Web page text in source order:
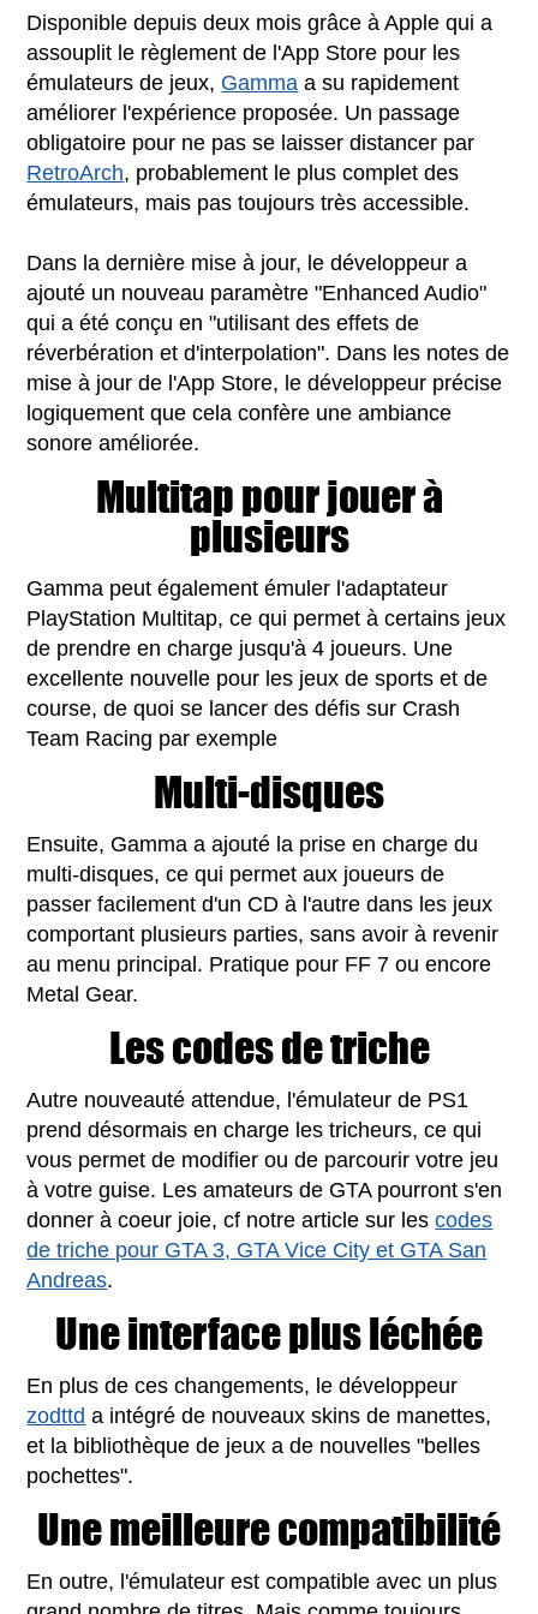
Disponible depuis deux mois grâce à Apple qui a
assouplit le règlement de l'App Store pour les
émulateurs de jeux, Gamma a su rapidement
améliorer l'expérience proposée. Un passage
obligatoire pour ne pas se laisser distancer par
RetroArch, probablement le plus complet des
émulateurs, mais pas toujours très accessible.
Dans la dernière mise à jour, le développeur a
ajouté un nouveau paramètre "Enhanced Audio"
qui a été conçu en "utilisant des effets de
réverbération et d'interpolation". Dans les notes de
mise à jour de l'App Store, le développeur précise
logiquement que cela confère une ambiance
sonore améliorée.
Multitap pour jouer à
plusieurs
Gamma peut également émuler l'adaptateur
PlayStation Multitap, ce qui permet à certains jeux
de prendre en charge jusqu'à 4 joueurs. Une
excellente nouvelle pour les jeux de sports et de
course, de quoi se lancer des défis sur Crash
Team Racing par exemple
Multi-disques
Ensuite, Gamma a ajouté la prise en charge du
multi-disques, ce qui permet aux joueurs de
passer facilement d'un CD à l'autre dans les jeux
comportant plusieurs parties, sans avoir à revenir
au menu principal. Pratique pour FF 7 ou encore
Metal Gear.
Les codes de triche
Autre nouveauté attendue, l'émulateur de PS1
prend désormais en charge les tricheurs, ce qui
vous permet de modifier ou de parcourir votre jeu
à votre guise. Les amateurs de GTA pourront s'en
donner à coeur joie, cf notre article sur lescodes
de triche pour GTA 3, GTA Vice City et GTA San
Andreas.
Une interface plus léchée
En plus de ces changements, le développeur
zodttd a intégré de nouveaux skins de manettes,
et la bibliothèque de jeux a de nouvelles "belles
pochettes".
Une meilleure compatibilité
En outre, l'émulateur est compatible avec un plus